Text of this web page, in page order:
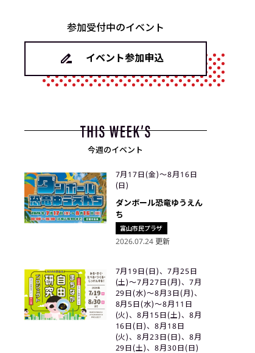
参加受付中のイベント
イベント参加申込
今週のイベント
富山市民プラザ
7月17日(金)〜8月16日
(日)
ダンボール恐竜ゆうえん
ち
2026.07.24 更新
7月19日(日)、7月25日
(土)〜7月27日(月)、7月
29日(水)〜8月3日(月)、
8月5日(水)〜8月11日
(火)、8月15日(土)、8月
16日(日)、8月18日
(火)、8月23日(日)、8月
29日(土)、8月30日(日)